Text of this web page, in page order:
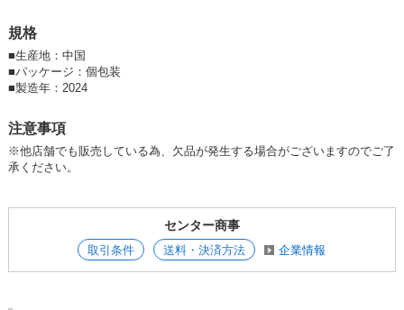
規格
■生産地：中国
■パッケージ：個包装
■製造年：2024
注意事項
※他店舗でも販売している為、欠品が発生する場合がございますのでご了
承ください。
センター商事
取引条件 送料・決済方法 企業情報